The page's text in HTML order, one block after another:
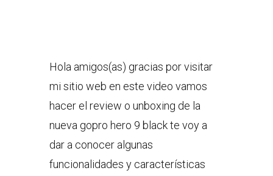
Hola amigos(as) gracias por visitar
mi sitio web en este video vamos
hacer el review o unboxing de la
nueva gopro hero 9 black te voy a
dar a conocer algunas
funcionalidades y características